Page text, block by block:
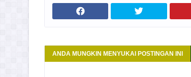
ANDA MUNGKIN MENYUKAI POSTINGAN INI